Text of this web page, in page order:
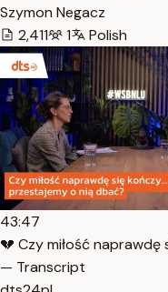
Szymon Negacz
2,411
1 Polish
43:47
💔 Czy miłość
— Transcript